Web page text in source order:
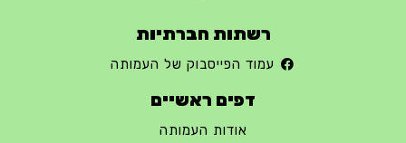
רשתות חברתיות
עמוד הפייסבוק של העמותה
דפים ראשיים
אודות העמותה